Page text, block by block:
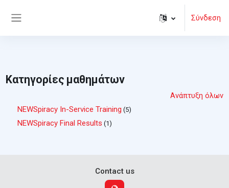
Σύνδεση
Κατηγορίες μαθημάτων
Ανάπτυξη όλων
NEWSpiracy In-Service Training (5)
NEWSpiracy Final Results (1)
Contact us